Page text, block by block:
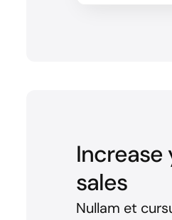
Increase
sales
Nullam et